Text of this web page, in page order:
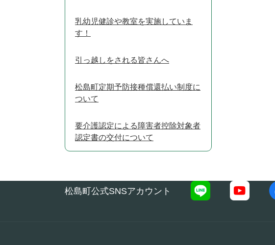
乳幼児健診や教室を実施していま
す！
引っ越しをされる皆さんへ
松島町定期予防接種償還払い制度に
ついて
要介護認定による障害者控除対象者
認定書の交付について
松島町公式SNSアカウント